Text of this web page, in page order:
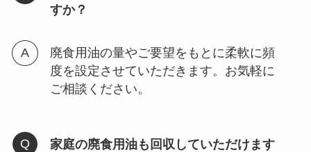
すか？
廃食用油の量やご要望をもとに柔軟に頻
度を設定させていただきます。お気軽に
ご相談ください。
家庭の廃食用油も回収していただけます